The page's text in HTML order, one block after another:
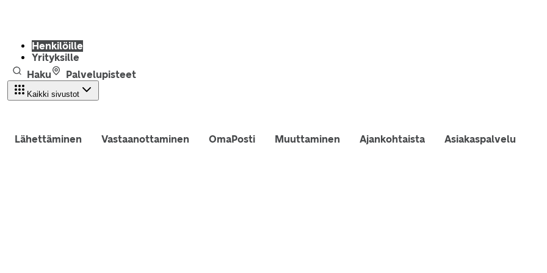
Henkilöille
Yrityksille
Haku
Palvelupisteet
Kaikki sivustot
Lähettäminen Vastaanottaminen OmaPosti Muuttaminen Ajankohtaista Asiakaspalvelu